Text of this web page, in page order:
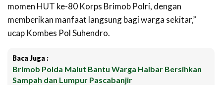
momen HUT ke-80 Korps Brimob Polri, dengan
memberikan manfaat langsung bagi warga sekitar,”
ucap Kombes Pol Suhendro.
Baca Juga :
Brimob Polda Malut Bantu Warga Halbar Bersihkan
Sampah dan Lumpur Pascabanjir